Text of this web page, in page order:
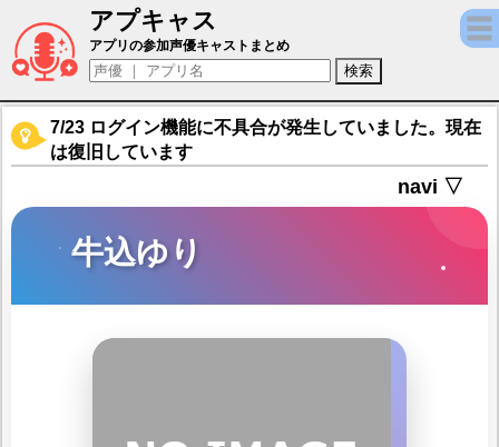
アプキャス
牛込ゆり（声優：三森すずこ)【バンドリ！
アプリの参加声優キャストまとめ
7/23 ログイン機能に不具合が発生していました。現在
は復旧しています
navi ▽
牛込ゆり